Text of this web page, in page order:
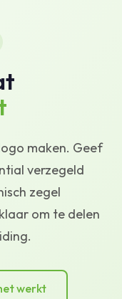
maken. Geef
verzegeld
zegel
om te delen
werkt